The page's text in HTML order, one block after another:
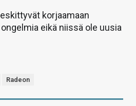
korjaamaan
eikä niissä ole uusia
Radeon